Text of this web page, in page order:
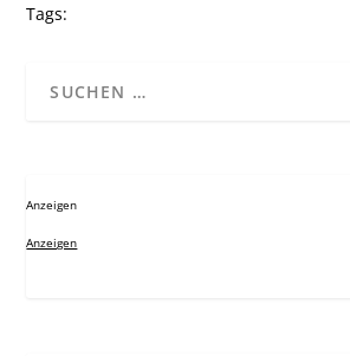
Tags:
Anzeigen
Anzeigen